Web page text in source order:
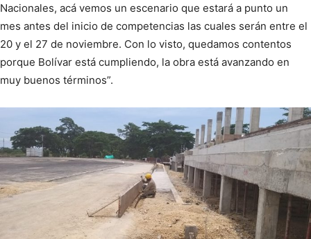
Nacionales, acá vemos un escenario que estará a punto un
mes antes del inicio de competencias las cuales serán entre el
20 y el 27 de noviembre. Con lo visto, quedamos contentos
porque Bolívar está cumpliendo, la obra está avanzando en
muy buenos términos”.